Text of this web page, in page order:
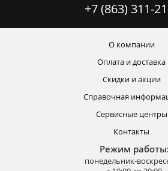
+7 (863) 311-
О компании
Оплата и доставка
Скидки и акции
Справочная
Сервисные центры
Контакты
Режим работы:
понедельник-